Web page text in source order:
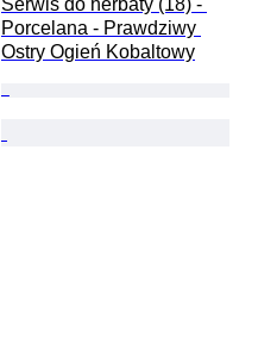
Serwis do herbaty (18) -
Porcelana - Prawdziwy
Ostry Ogień Kobaltowy